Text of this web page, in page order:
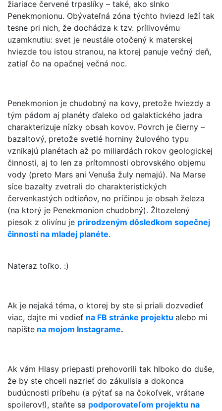
žiariace červené trpaslíky – také, ako slnko
Penekmonionu. Obývateľná zóna týchto hviezd leží tak
tesne pri nich, že dochádza k tzv. prílivovému
uzamknutiu: svet je neustále otočený k materskej
hviezde tou istou stranou, na ktorej panuje večný deň,
zatiaľ čo na opačnej večná noc.
Penekmonion je chudobný na kovy, pretože hviezdy a
tým pádom aj planéty ďaleko od galaktického jadra
charakterizuje nízky obsah kovov. Povrch je čierny –
bazaltový, pretože svetlé horniny žulového typu
vznikajú planétach až po miliardách rokov geologickej
činnosti, aj to len za prítomnosti obrovského objemu
vody (preto Mars ani Venuša žuly nemajú). Na Marse
síce bazalty zvetrali do charakteristických
červenkastých odtieňov, no príčinou je obsah železa
(na ktorý je Penekmonion chudobný). Žltozelený
piesok z olivínu je prirodzeným dôsledkom sopečnej
činnosti na mladej planéte.
Nateraz toľko. :)
Ak je nejaká téma, o ktorej by ste si priali dozvedieť
viac, dajte mi vedieť na FB stránke projektu alebo mi
napíšte na mojom Instagrame.
Ak vám Hlasy priepasti prehovorili tak hlboko do duše,
že by ste chceli nazrieť do zákulisia a dokonca
budúcnosti príbehu (a pýtať sa na čokoľvek, vrátane
spoilerov!), staňte sa podporovateľom projektu na